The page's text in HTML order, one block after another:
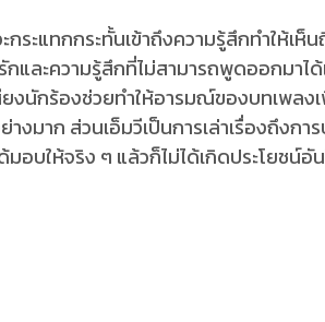
กระแทกกระทั้นเข้าถึงความรู้สึกทำให้
กและความรู้สึกที่ไม่สามารถพูดออกมาไ
ยงนักร้องช่วยทำให้อารมณ์ของบทเพล
งมาก ส่วนเอ็มวีเป็นการเล่าเรื่องถึงก
อบให้จริง ๆ แล้วก็ไม่ได้เกิดประโยชน์